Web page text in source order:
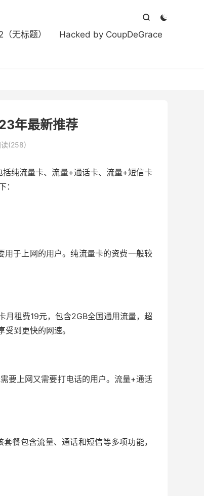


无标题）
Hacked by CoupDeGrace
年最新推荐
读(258)
纯流量卡、流量+通话卡、流量+短信卡
用于上网的用户。纯流量卡的资费一般较
月租费19元，包含2GB全国通用流量，超
到更快的网速。
要上网又需要打电话的用户。流量+通话
餐包含流量、通话和短信等多项功能，